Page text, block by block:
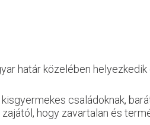
határ közelében helyezkedik
családoknak,
hogy zavartalan és